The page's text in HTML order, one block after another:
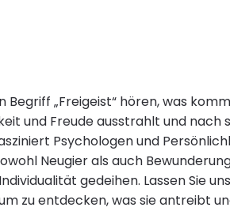
Begriff „Freigeist“ hören, was
und Freude ausstrahlt und nach
Psychologen und
Neugier als auch
gedeihen. Lassen Sie
zu entdecken, was sie antreibt